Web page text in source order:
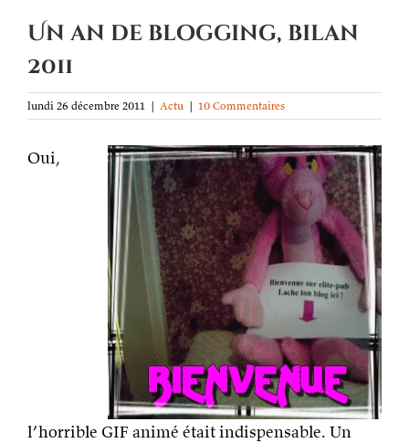
Un an de blogging, bilan
2011
lundi 26 décembre 2011 | Actu | 10 Commentaires
Oui,
l’horrible GIF animé était indispensable. Un